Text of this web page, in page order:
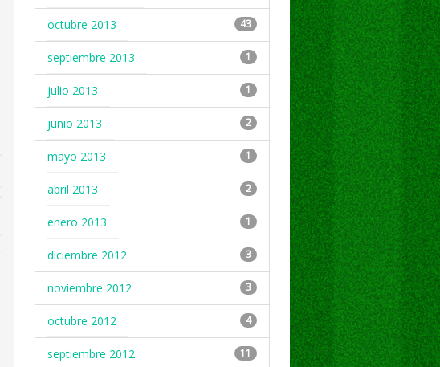
octubre 2013 43
septiembre 2013 1
julio 2013 1
junio 2013 2
mayo 2013 1
abril 2013 2
enero 2013 1
diciembre 2012 3
noviembre 2012 3
octubre 2012 4
septiembre 2012 11